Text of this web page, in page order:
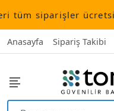
siparişler ücretsiz
Anasayfa Sipariş Takibi